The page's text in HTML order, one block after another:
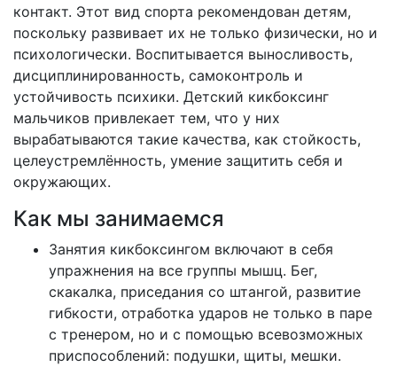
контакт. Этот вид спорта рекомендован детям,
поскольку развивает их не только физически, но и
психологически. Воспитывается выносливость,
дисциплинированность, самоконтроль и
устойчивость психики. Детский кикбоксинг
мальчиков привлекает тем, что у них
вырабатываются такие качества, как стойкость,
целеустремлённость, умение защитить себя и
окружающих.
Как мы занимаемся
Занятия кикбоксингом включают в себя
упражнения на все группы мышц. Бег,
скакалка, приседания со штангой, развитие
гибкости, отработка ударов не только в паре
с тренером, но и с помощью всевозможных
приспособлений: подушки, щиты, мешки.